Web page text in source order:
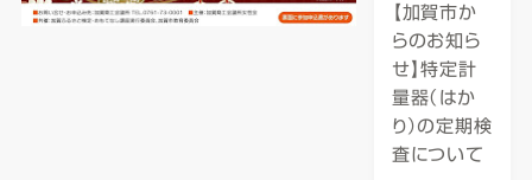
【加賀市か
らのお知ら
せ】特定計
量器（はか
り）の定期検
査について